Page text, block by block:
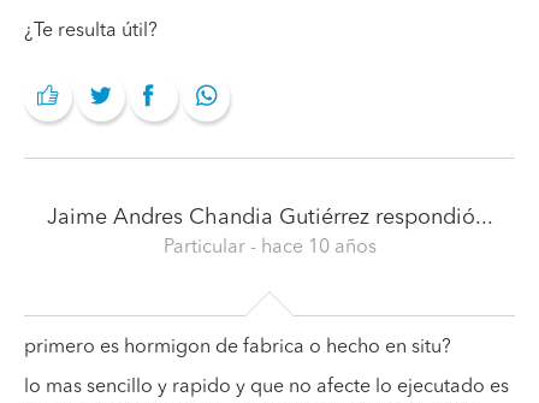
¿Te resulta útil?
Jaime Andres Chandia Gutiérrezrespondió...
Particular - hace 10 años
primero es hormigon de fabrica o hecho en situ?
lo mas sencillo y rapido y que no afecte lo ejecutado es